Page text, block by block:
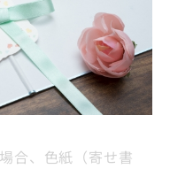
合、色紙（寄せ書